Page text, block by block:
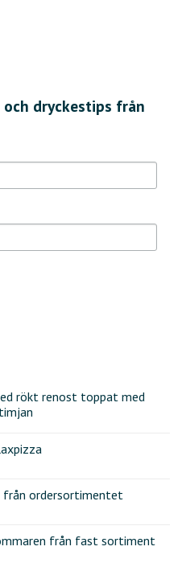
och dryckestips från
rökt renost toppat med
från ordersortimentet
från fast sortiment